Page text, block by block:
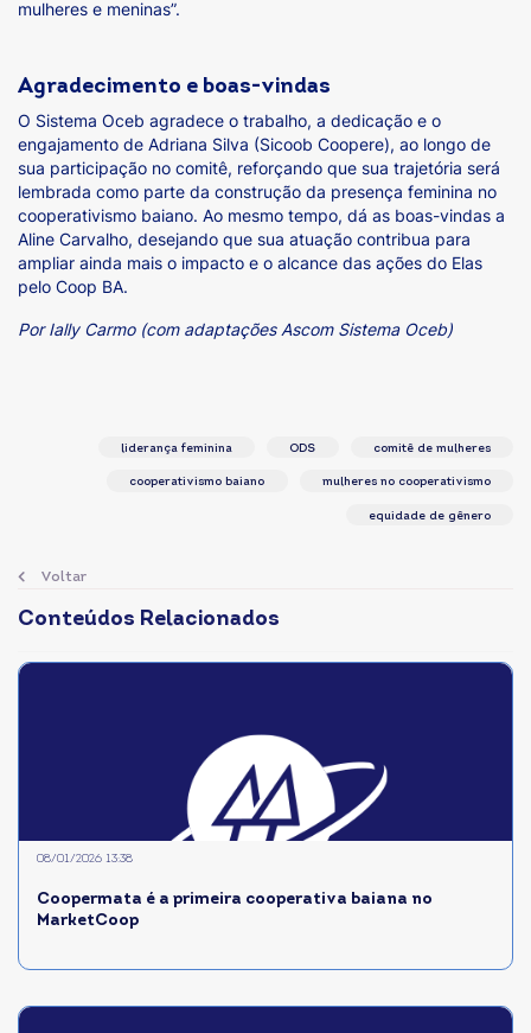
mulheres e meninas”.
Agradecimento e boas-vindas
O Sistema Oceb agradece o trabalho, a dedicação e o
engajamento de Adriana Silva (Sicoob Coopere), ao longo de
sua participação no comitê, reforçando que sua trajetória será
lembrada como parte da construção da presença feminina no
cooperativismo baiano. Ao mesmo tempo, dá as boas-vindas a
Aline Carvalho, desejando que sua atuação contribua para
ampliar ainda mais o impacto e o alcance das ações do Elas
pelo Coop BA.
Por Ially Carmo (com adaptações Ascom Sistema Oceb)
Voltar
liderança feminina ODS comitê de mulheres
cooperativismo baiano mulheres no cooperativismo
equidade de gênero
Conteúdos Relacionados
Coopermata é a primeira cooperativa baiana no
MarketCoop
08/01/2026 13:38